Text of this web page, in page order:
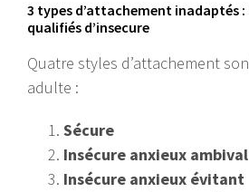
3 types d’attachement inadaptés
qualifiés d’insecure
Quatre styles d’attachement
adulte :
Sécure
Insécure anxieux
Insécure anxieux évitant